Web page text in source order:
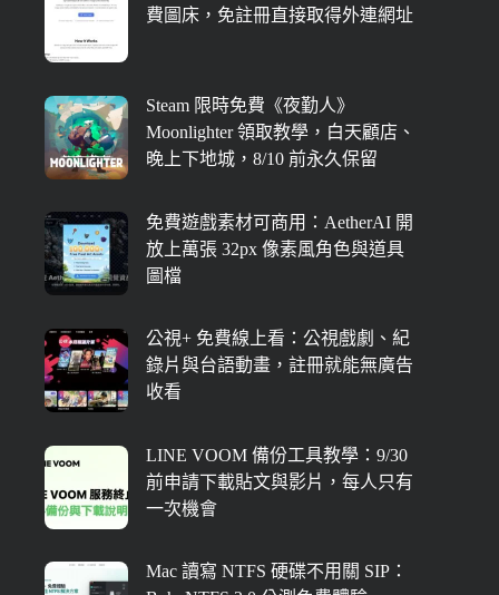
費圖床，免註冊直接取得外連網址
Steam 限時免費《夜勤人》
Moonlighter 領取教學，白天顧店、
晚上下地城，8/10 前永久保留
免費遊戲素材可商用：AetherAI 開
放上萬張 32px 像素風角色與道具
圖檔
公視+ 免費線上看：公視戲劇、紀
錄片與台語動畫，註冊就能無廣告
收看
LINE VOOM 備份工具教學：9/30
前申請下載貼文與影片，每人只有
一次機會
Mac 讀寫 NTFS 硬碟不用關 SIP：